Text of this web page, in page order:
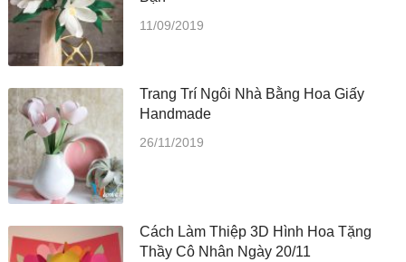
11/09/2019
Trang Trí Ngôi Nhà Bằng Hoa Giấy
Handmade
26/11/2019
Cách Làm Thiệp 3D Hình Hoa Tặng
Thầy Cô Nhân Ngày 20/11